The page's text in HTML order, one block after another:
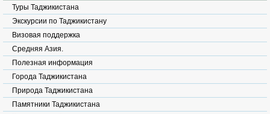
Туры Таджикистана
Экскурсии по Таджикистану
Визовая поддержка
Средняя Азия.
Полезная информация
Города Таджикистана
Природа Таджикистана
Памятники Таджикистана